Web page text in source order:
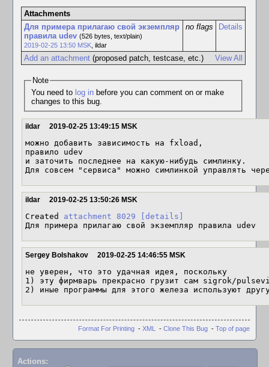
Attachments
Для примера прилагаю свой экземпляр
правила udev (526 bytes, text/plain)
2019-02-25 13:50 MSK, ildar
no flags Details
View All
Add an attachment(proposed patch, testcase, etc.)
Note
You need to log inbefore you can comment on or make
changes to this bug.
ildar 2019-02-25 13:49:15 MSK
можно добавить зависимость на fxload,
правило udev
и заточить последнее на какую-нибудь симлинку.
Для совсем "сервиса" можно симлинкой управлять
ildar 2019-02-25 13:50:26 MSK
Created attachment 8029
[details]
Для примера прилагаю свой экземпляр правила udev
Sergey Bolshakov 2019-02-25 14:46:55 MSK
не уверен, что это удачная идея, поскольку
1) эту фирмварь прекрасно грузит сам sigrok/
2) иные программы для этого железа используют
Format For Printing - XML - Clone This Bug - Top of page
Actions: